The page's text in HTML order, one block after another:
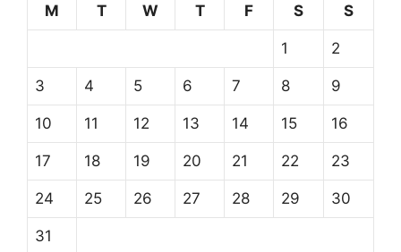
M
T W T F S S
1 2
3 4 5 6 7 8 9
10 11 12 13 14 15 16
17 18 19 20 21 22 23
24 25 26 27 28 29 30
31